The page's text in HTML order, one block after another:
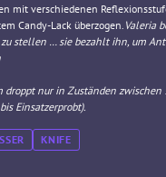
mit verschiedenen
Candy-Lack überzogen. Valeria
zu stellen … sie bezahlt ihn, um
droppt nur in Zuständen zwischen
Einsatzerprobt).
KNIFE